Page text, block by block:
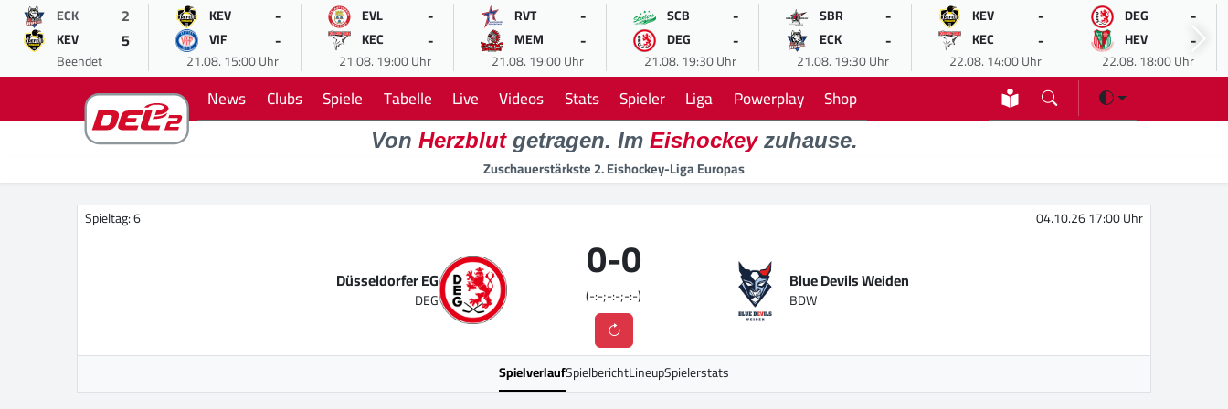
ECK 2
KEV 5
Beendet
KEV -
VIF -
21.08. 15:00 Uhr
EVL -
KEC -
21.08. 19:00 Uhr
RVT -
MEM -
21.08. 19:00 Uhr
SCB -
DEG -
21.08. 19:30 Uhr
SBR -
ECK -
21.08. 19:30 Uhr
KEV -
KEC -
22.08. 14:00 Uhr
DEG -
HEV -
22.08. 18:00 Uhr
News Clubs Spiele Tabelle Live Videos Stats Spieler Liga Powerplay Shop
Von Herzblutgetragen. Im Eishockeyzuhause.
Zuschauerstärkste 2. Eishockey-Liga Europas
Spieltag: 6 04.10.26 17:00 Uhr
Düsseldorfer EG
DEG
0-0
(-:-;-:-;-:-)
Blue Devils Weiden
BDW
SpielverlaufSpielberichtLineupSpielerstats